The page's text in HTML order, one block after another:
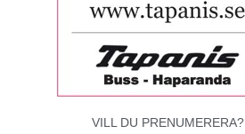
VILL DU PRENUMERERA?